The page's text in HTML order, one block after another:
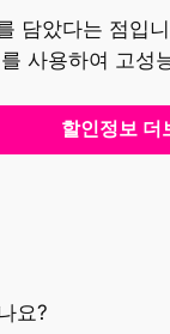
담았다는 점입
사용하여 고성
할인정보 더
요?